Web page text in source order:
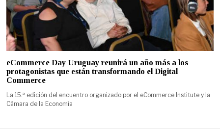
eCommerce Day Uruguay reunirá un año más a los
protagonistas que están transformando el Digital
Commerce
La 15.ª edición del encuentro organizado por el eCommerce Institute y la
Cámara de la Economía